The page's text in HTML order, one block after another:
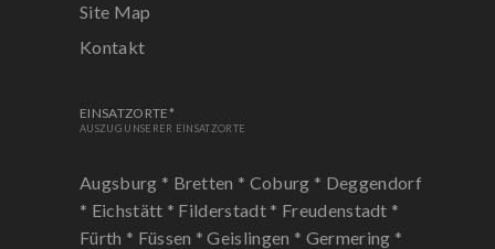
Site Map
Kontakt
EINSATZORTE*
AUSZUG UNSERER EINSATZORTE
Augsburg * Bretten * Coburg * Deggendorf
* Eichstätt * Filderstadt * Freudenstadt *
Fürth * Füssen *Geislingen * Germering *